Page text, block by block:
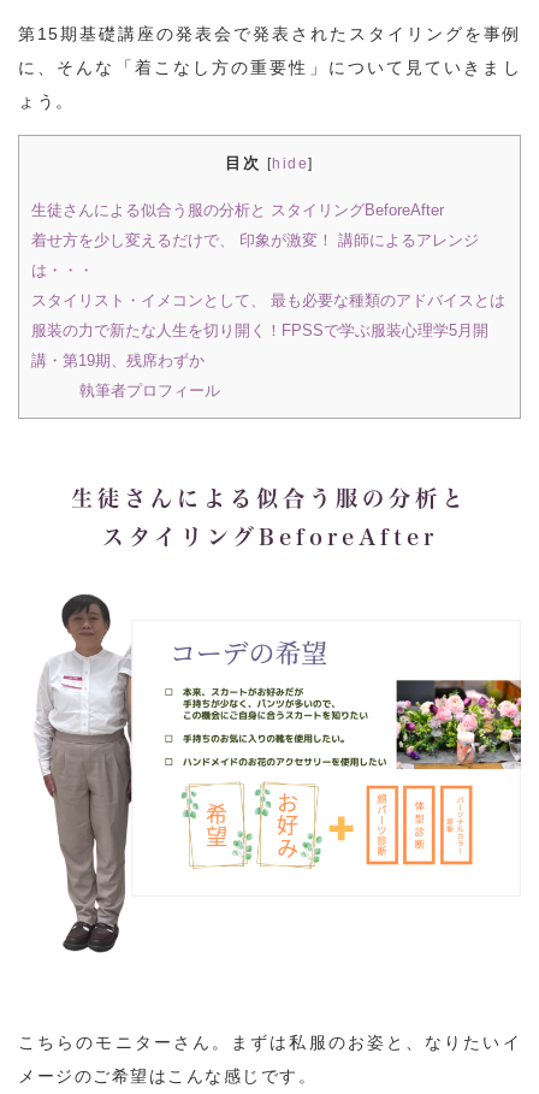
第15期基礎講座の発表会で発表されたスタイリングを事例
に、そんな「着こなし方の重要性」について見ていきまし
ょう。
目次 [hide]
生徒さんによる似合う服の分析と スタイリングBeforeAfter
着せ方を少し変えるだけで、 印象が激変！ 講師によるアレンジ
は・・・
スタイリスト・イメコンとして、 最も必要な種類のアドバイスとは
服装の力で新たな人生を切り開く！FPSSで学ぶ服装心理学5月開
講・第19期、残席わずか
執筆者プロフィール
生徒さんによる似合う服の分析と
スタイリングBeforeAfter
こちらのモニターさん。まずは私服のお姿と、なりたいイ
メージのご希望はこんな感じです。